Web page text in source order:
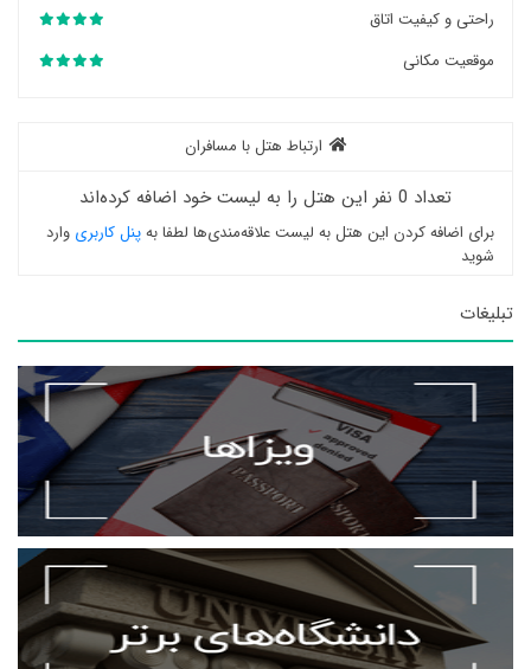
راحتی و کیفیت اتاق
موقعیت مکانی
ارتباط هتل با مسافران
تعداد 0 نفر این هتل را به لیست خود اضافه کرده‌اند
برای اضافه کردن این هتل به لیست علاقه‌مندی‌ها لطفا بهپنل کاربری وارد
شوید
تبلیغات